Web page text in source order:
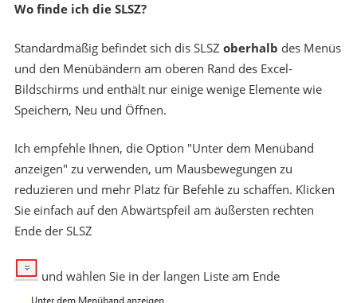
Wo finde ich die SLSZ?
Standardmäßig befindet sich dis SLSZ oberhalb des Menüs
und den Menübändern am oberen Rand des Excel-
Bildschirms und enthält nur einige wenige Elemente wie
Speichern, Neu und Öffnen.
Ich empfehle Ihnen, die Option "Unter dem Menüband
anzeigen" zu verwenden, um Mausbewegungen zu
reduzieren und mehr Platz für Befehle zu schaffen. Klicken
Sie einfach auf den Abwärtspfeil am äußersten rechten
Ende der SLSZ
und wählen Sie in der langen Liste am Ende